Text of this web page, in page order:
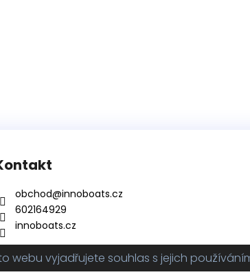
vyjadřujete souhlas s jejich
obchod@innoboats.cz
602164929
innoboats.cz